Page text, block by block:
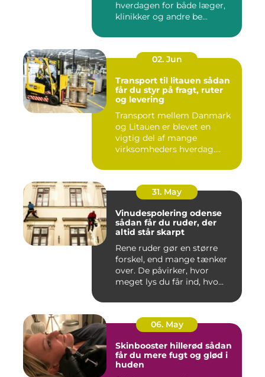
hverdagen for både læger,
klinikker og andre be...
02. Jun
Transport til litauen sådan
får du styr på fragt, ruter
og levering
Transport mellem Danmark
og Litauen er blevet en
vigtig del af mange
virksomheders hverdag.
31. May
Vinudespolering odense
sådan får du ruder, der
altid står skarpt
Rene ruder gør en større
forskel, end mange tænker
over. De påvirker, hvor
meget lys du får ind, hvo...
06. May
Skinbooster hillerød sådan
får du mere fugt og glød i
huden